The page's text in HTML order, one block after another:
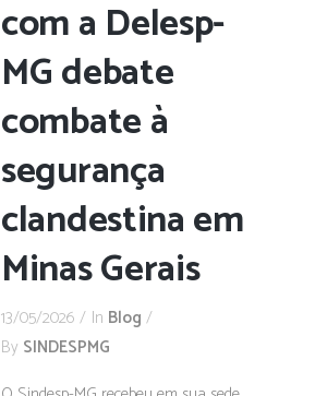
com a Delesp-
MG debate
combate à
segurança
clandestina em
Minas Gerais
13/05/2026 In Blog
By SINDESPMG